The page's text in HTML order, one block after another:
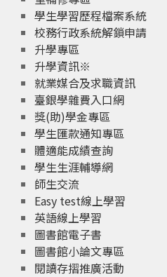
學生學習歷程檔案系統
校務行政系統解鎖申請
升學專區
升學資訊※
就業媒合及求職資訊
臺銀學雜費入口網
獎(助)學金專區
學生匯款通知專區
體適能成績查詢
學生生涯輔導網
師生交流
Easy test線上學習
英語線上學習
圖書館電子書
圖書館小論文專區
閱讀存摺推廣活動